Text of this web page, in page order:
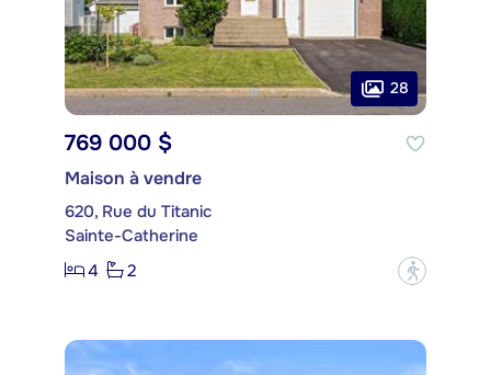
28
769 000 $
Maison à vendre
620, Rue du Titanic
Sainte-Catherine
4
2 ?